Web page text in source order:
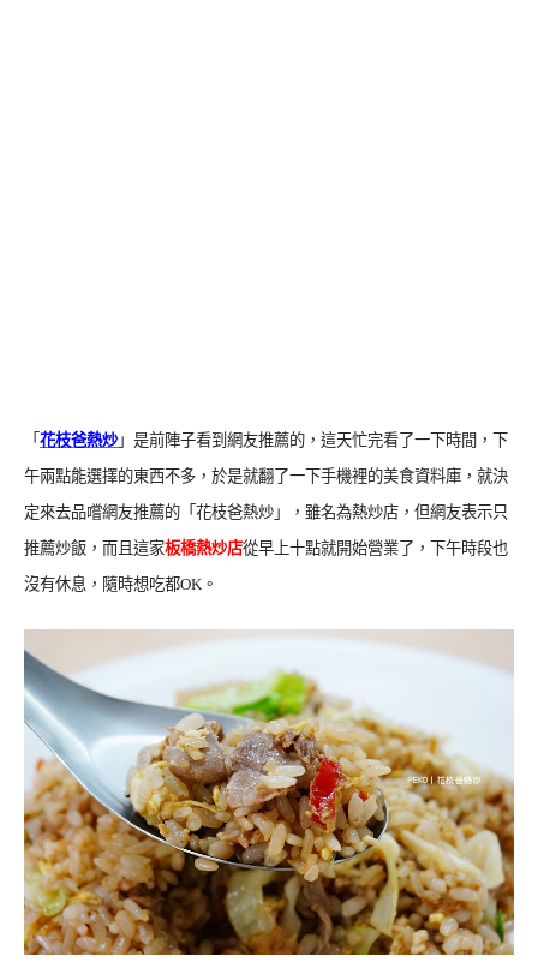
「 花枝爸熱炒」是前陣子看到網友推薦的，這天忙完看了一下時間，下
午兩點能選擇的東西不多，於是就翻了一下手機裡的美食資料庫，就決
定來去品嚐網友推薦的「花枝爸熱炒」，雖名為熱炒店，但網友表示只
推薦炒飯，而且這家板橋熱炒店從早上十點就開始營業了，下午時段也
沒有休息，隨時想吃都OK。